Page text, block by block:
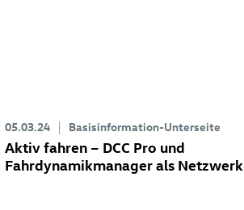
05.03.24 Basisinformation-Unterseite
Aktiv fahren – DCC Pro und
Fahrdynamikmanager als Netzwerk